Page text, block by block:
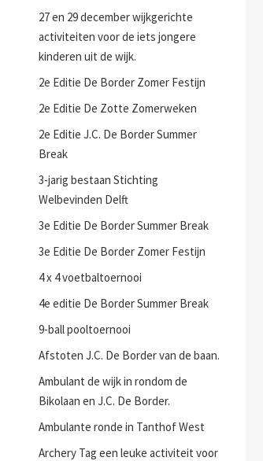
27 en 29 december wijkgerichte
activiteiten voor de iets jongere
kinderen uit de wijk.
2e Editie De Border Zomer Festijn
2e Editie De Zotte Zomerweken
2e Editie J.C. De Border Summer
Break
3-jarig bestaan Stichting
Welbevinden Delft
3e Editie De Border Summer Break
3e Editie De Border Zomer Festijn
4 x 4 voetbaltoernooi
4e editie De Border Summer Break
9-ball pooltoernooi
Afstoten J.C. De Border van de baan.
Ambulant de wijk in rondom de
Bikolaan en J.C. De Border.
Ambulante ronde in Tanthof West
Archery Tag een leuke activiteit voor